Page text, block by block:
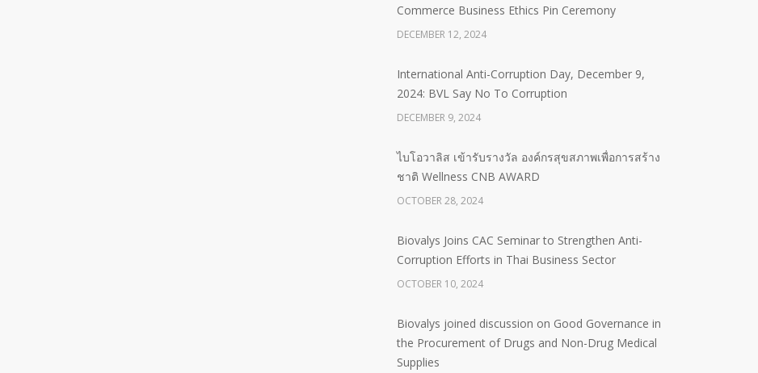
Commerce Business Ethics Pin Ceremony
DECEMBER 12, 2024
International Anti-Corruption Day, December 9,
2024: BVL Say No To Corruption
DECEMBER 9, 2024
ไบโอวาลิส เข้ารับรางวัล องค์กรสุขสภาพเพื่อการสร้าง
ชาติ Wellness CNB AWARD
OCTOBER 28, 2024
Biovalys Joins CAC Seminar to Strengthen Anti-
Corruption Efforts in Thai Business Sector
OCTOBER 10, 2024
Biovalys joined discussion on Good Governance in
the Procurement of Drugs and Non-Drug Medical
Supplies